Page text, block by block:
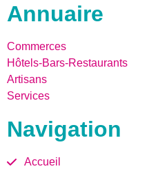
Annuaire
Commerces
Hôtels-Bars-Restaurants
Artisans
Services
Navigation
Accueil